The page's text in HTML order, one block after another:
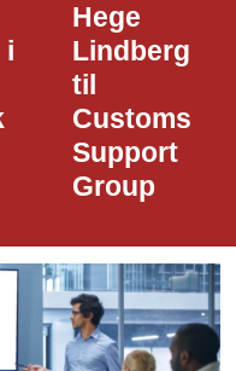
i
Hege
Lindberg
til
Customs
Support
Group